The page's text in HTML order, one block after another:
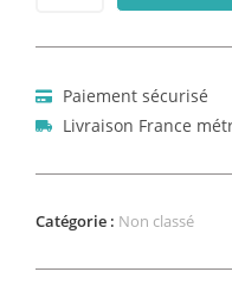
Paiement sécurisé
Livraison France
Catégorie : Non classé